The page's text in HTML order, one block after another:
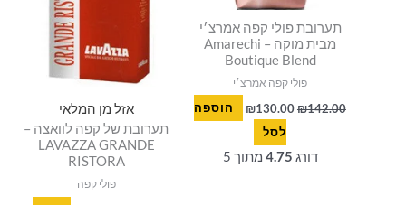
תערובת פולי קפה אמרצ׳י
מבית מוקה Amarechi –
Boutique Blend
פולי קפה אמרצ׳י
₪142.00
₪130.00
הוספה
לסל
דורג 4.75 מתוך 5
אזל מן המלאי
תערובת של קפה לוואצה –
LAVAZZA GRANDE
RISTORA
פולי קפה